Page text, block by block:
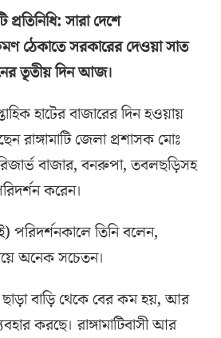
প্রতিনিধি: সারা দেশে
ঠেকাতে সরকারের দেওয়া সাত
তৃতীয় দিন আজ।
হাটের বাজারের দিন হওয়ায়
রাঙ্গামাটি জেলা প্রশাসক মোঃ
বাজার, বনরুপা, তবলছড়িসহ
করেন।
তিনি বলেন,
অনেক সচেতন।
ছাড়া বাড়ি থেকে বের কম হয়, আর
করছে। রাঙ্গামাটিবাসী আর